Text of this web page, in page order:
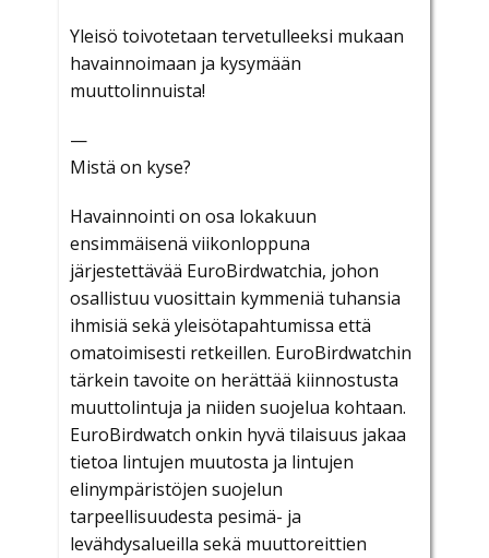
Yleisö toivotetaan tervetulleeksi mukaan
havainnoimaan ja kysymään
muuttolinnuista!
—
Mistä on kyse?
Havainnointi on osa lokakuun
ensimmäisenä viikonloppuna
järjestettävää EuroBirdwatchia, johon
osallistuu vuosittain kymmeniä tuhansia
ihmisiä sekä yleisötapahtumissa että
omatoimisesti retkeillen. EuroBirdwatchin
tärkein tavoite on herättää kiinnostusta
muuttolintuja ja niiden suojelua kohtaan.
EuroBirdwatch onkin hyvä tilaisuus jakaa
tietoa lintujen muutosta ja lintujen
elinympäristöjen suojelun
tarpeellisuudesta pesimä- ja
levähdysalueilla sekä muuttoreittien